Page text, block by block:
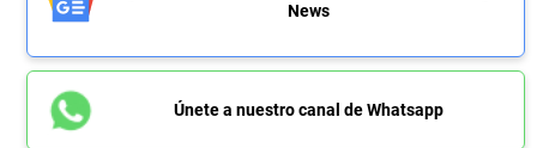
News
Únete a nuestro canal de Whatsapp